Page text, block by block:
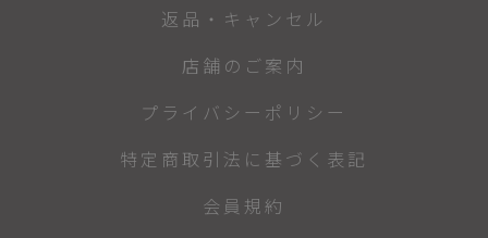
返品・キャンセル
店舗のご案内
プライバシーポリシー
特定商取引法に基づく表記
会員規約